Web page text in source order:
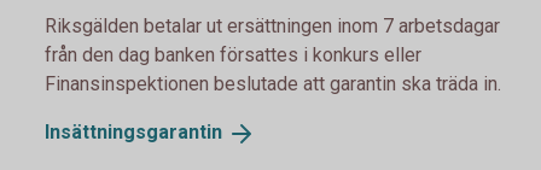
Riksgälden betalar ut ersättningen inom 7 arbetsdagar
från den dag banken försattes i konkurs eller
Finansinspektionen beslutade att garantin ska träda in.
Insättningsgarantin